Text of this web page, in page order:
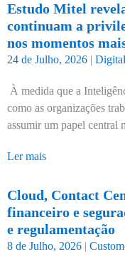
Estudo Mitel
continuam a
nos momentos
24 de Julho, 2026 |
À medida que a
como as organizações
assumir um papel central
Ler mais
Cloud, Contact
financeiro e
e regulamentação
8 de Julho, 2026 |